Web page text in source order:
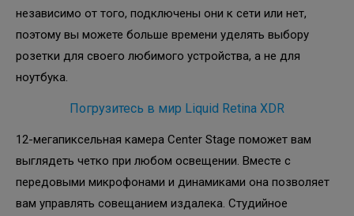
независимо от того, подключены они к сети или нет,
поэтому вы можете больше времени уделять выбору
розетки для своего любимого устройства, а не для
ноутбука.
Погрузитесь в мир Liquid Retina XDR
12-мегапиксельная камера Center Stage поможет вам
выглядеть четко при любом освещении. Вместе с
передовыми микрофонами и динамиками она позволяет
вам управлять совещанием издалека. Студийное